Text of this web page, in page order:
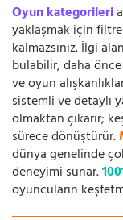
Oyun kategorileri
yaklaşmak için
kalmazsınız. İlgi
bulabilir, daha
ve oyun
sistemli ve detaylı
olmaktan çıkarır;
sürece dönüştürür.
dünya genelinde
deneyimi sunar.
oyuncuların